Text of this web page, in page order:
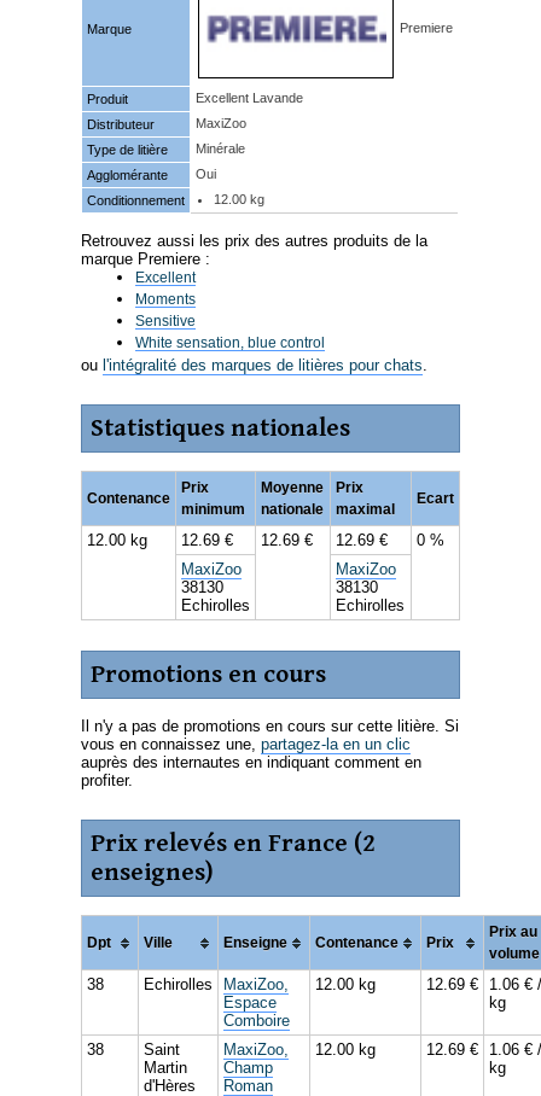
Marque Premiere
Produit
Excellent Lavande
Distributeur
MaxiZoo
Type de litière
Minérale
Agglomérante
Oui
Conditionnement
12.00 kg
Retrouvez aussi les prix des autres produits de la
marque Premiere :
Excellent
Moments
Sensitive
White sensation, blue control
ou l'intégralité des marques de litières pour chats.
Statistiques nationales
Contenance
Prix
minimum
Moyenne
nationale
Prix
maximal
Ecart
12.00 kg 12.69 € 12.69 € 12.69 €
0 %
MaxiZoo
38130
Echirolles
MaxiZoo
38130
Echirolles
Promotions en cours
Il n'y a pas de promotions en cours sur cette litière. Si
vous en connaissez une, partagez-la en un clic
auprès des internautes en indiquant comment en
profiter.
Prix relevés en France (2
enseignes)
Dpt Ville Enseigne Contenance Prix
Prix au
volume
38 Echirolles
MaxiZoo,
Espace
Comboire
12.00 kg 12.69 €
1.06 € /
kg
38
Saint
Martin
d'Hères
MaxiZoo,
Champ
Roman
12.00 kg 12.69 €
1.06 € /
kg